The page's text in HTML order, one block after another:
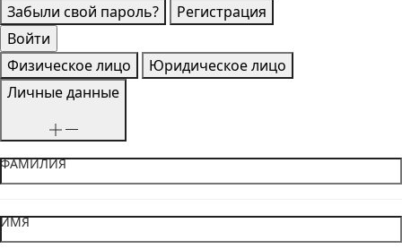
Забыли свой пароль? Регистрация
Физическое лицо
Юридическое лицо
Личные данные
ФАМИЛИЯ
ИМЯ